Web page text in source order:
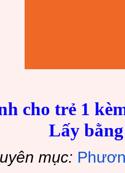
cho trẻ 1
Lấy
mục: